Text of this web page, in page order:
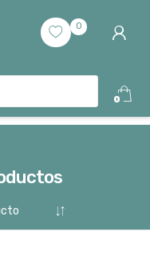
0
0